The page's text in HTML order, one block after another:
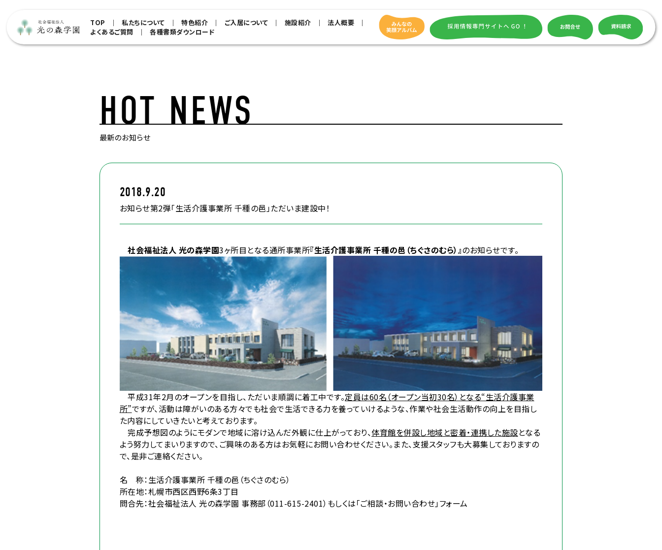
TOP 私たちについて 特色紹介 ご入居について 施設紹介
法人概要
よくあるご質問
各種書類ダウンロード
HOT NEWS
最新のお知らせ
2018.9.20
お知らせ第2弾「生活介護事業所 千種の邑」ただいま建設中！
社会福祉法人 光の森学園3ヶ所目となる通所事業所『生活介護事業所 千種の邑（ちぐさのむら）』のお知らせです。
平成31年2月のオープンを目指し、ただいま順調に着工中です。定員は60名（オープン当初30名）となる“生活介護事業
所”ですが、活動は障がいのある方々でも社会で生活できる力を養っていけるような、作業や社会生活動作の向上を目指し
た内容にしていきたいと考えております。
完成予想図のようにモダンで地域に溶け込んだ外観に仕上がっており、体育館を併設し地域と密着・連携した施設となる
よう努力してまいりますので、ご興味のある方はお気軽にお問い合わせください。また、支援スタッフも大募集しておりますの
で、是非ご連絡ください。
名 称：生活介護事業所 千種の邑（ちぐさのむら）
所在地：札幌市西区西野6条3丁目
問合先：社会福祉法人 光の森学園 事務部（011-615-2401）もしくは「ご相談・お問い合わせ」フォーム